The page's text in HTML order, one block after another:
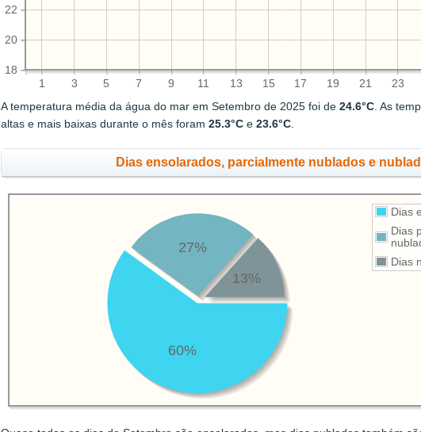
1 3 5 7 9 11 13 15 17 19 21 23
18
20
22
A temperatura média da água do mar em Setembro de 2025 foi de24.6°C . As
altas e mais baixas durante o mês foram25.3°C e23.6°C
Dias ensolarados, parcialmente nublados e
Dias
Dias
Dias
60%
27%
13%